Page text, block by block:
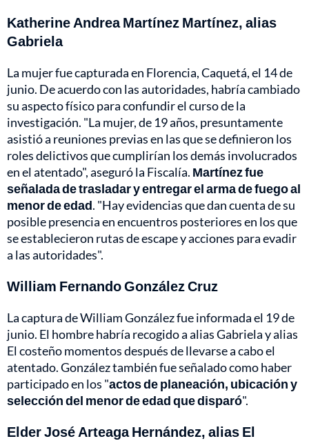
Katherine Andrea Martínez Martínez, alias
Gabriela
La mujer fue capturada en Florencia, Caquetá, el 14 de
junio. De acuerdo con las autoridades, habría cambiado
su aspecto físico para confundir el curso de la
investigación. "La mujer, de 19 años, presuntamente
asistió a reuniones previas en las que se definieron los
roles delictivos que cumplirían los demás involucrados
en el atentado", aseguró la Fiscalía. Martínez fue
señalada de trasladar y entregar el arma de fuego al
menor de edad. "Hay evidencias que dan cuenta de su
posible presencia en encuentros posteriores en los que
se establecieron rutas de escape y acciones para evadir
a las autoridades".
William Fernando González Cruz
La captura de William González fue informada el 19 de
junio. El hombre habría recogido a alias Gabriela y alias
El costeño momentos después de llevarse a cabo el
atentado. González también fue señalado como haber
participado en los "actos de planeación, ubicación y
selección del menor de edad que disparó".
Elder José Arteaga Hernández, alias El